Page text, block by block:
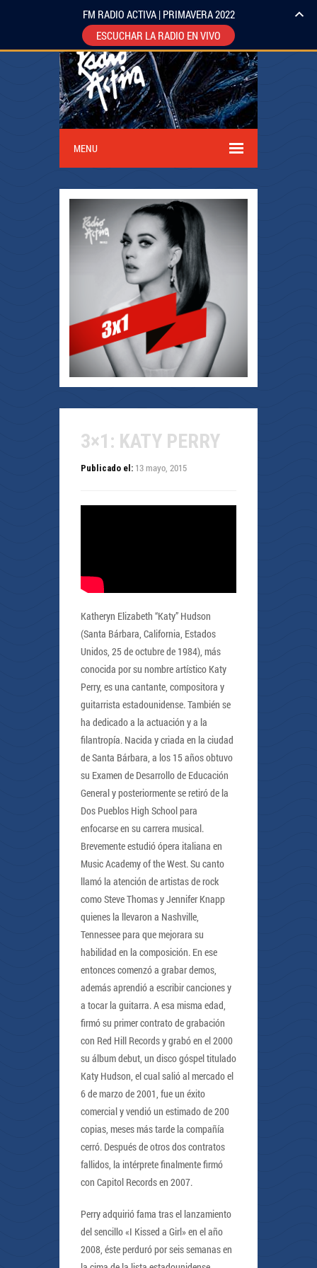
MENU
3×1: KATY PERRY
Publicado el: 13 mayo, 2015
Katheryn Elizabeth “Katy” Hudson
(Santa Bárbara, California, Estados
Unidos, 25 de octubre de 1984), más
conocida por su nombre artístico Katy
Perry, es una cantante, compositora y
guitarrista estadounidense. También se
ha dedicado a la actuación y a la
filantropía. Nacida y criada en la ciudad
de Santa Bárbara, a los 15 años obtuvo
su Examen de Desarrollo de Educación
General y posteriormente se retiró de la
Dos Pueblos High School para
enfocarse en su carrera musical.
Brevemente estudió ópera italiana en
Music Academy of the West. Su canto
llamó la atención de artistas de rock
como Steve Thomas y Jennifer Knapp
quienes la llevaron a Nashville,
Tennessee para que mejorara su
habilidad en la composición. En ese
entonces comenzó a grabar demos,
además aprendió a escribir canciones y
a tocar la guitarra. A esa misma edad,
firmó su primer contrato de grabación
con Red Hill Records y grabó en el 2000
su álbum debut, un disco góspel titulado
Katy Hudson, el cual salió al mercado el
6 de marzo de 2001, fue un éxito
comercial y vendió un estimado de 200
copias, meses más tarde la compañía
cerró. Después de otros dos contratos
fallidos, la intérprete finalmente firmó
con Capitol Records en 2007.
Perry adquirió fama tras el lanzamiento
del sencillo «I Kissed a Girl» en el año
2008, éste perduró por seis semanas en
FM RADIO ACTIVA | PRIMAVERA 2022
ESCUCHAR LA RADIO EN VIVO